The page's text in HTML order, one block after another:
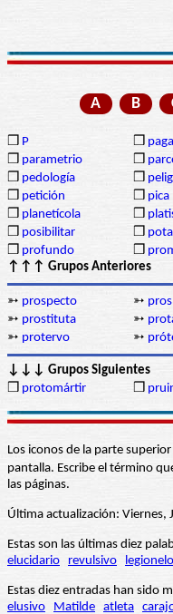
A B
❒ P ❒
❒ parametrio ❒
❒ pedología ❒
❒ petición ❒ pica
❒ planetícola ❒
❒ posibilitar ❒
❒ profundo ❒
↑↑↑ Grupos Anteriores
➳ prospecto ➳
➳ prostituta ➳
➳ protervo ➳
↓↓↓ Grupos Siguientes
❒ protomártir ❒
Los iconos de la parte
pantalla. Escribe el término
las páginas.
Última actualización: Viernes,
Estas son las últimas diez
elucidario
revulsivo
Estas diez entradas han sido
elusivo
Matilde atleta